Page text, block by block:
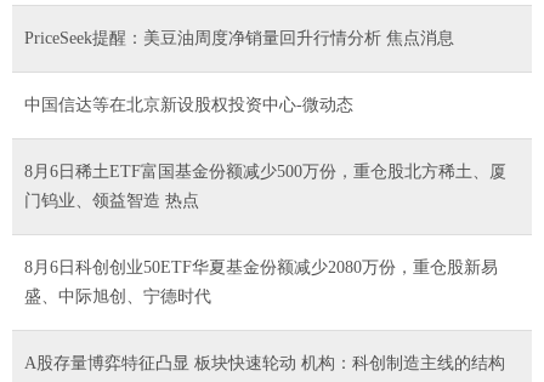
PriceSeek提醒：美豆油周度净销量回升行情分析 焦点消息
中国信达等在北京新设股权投资中心-微动态
8月6日稀土ETF富国基金份额减少500万份，重仓股北方稀土、厦
门钨业、领益智造 热点
8月6日科创创业50ETF华夏基金份额减少2080万份，重仓股新易
盛、中际旭创、宁德时代
A股存量博弈特征凸显 板块快速轮动 机构：科创制造主线的结构